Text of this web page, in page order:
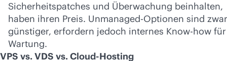
Sicherheitspatches und Überwachung beinhalten,
haben ihren Preis. Unmanaged-Optionen sind zwar
günstiger, erfordern jedoch internes Know-how
Wartung.
VPS vs. VDS vs. Cloud-Hosting